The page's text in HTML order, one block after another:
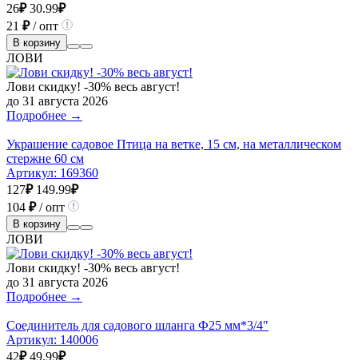
26₽ 30.99₽
21 ₽/ опт
В корзину
ЛОВИ
Лови скидку! -30% весь август!
до 31 августа 2026
Подробнее →
Украшение садовое Птица на ветке, 15 см, на металлическом
стержне 60 см
Артикул: 169360
127₽ 149.99₽
104 ₽/ опт
В корзину
ЛОВИ
Лови скидку! -30% весь август!
до 31 августа 2026
Подробнее →
Соединитель для садового шланга Ф25 мм*3/4"
Артикул: 140006
42₽ 49.99₽